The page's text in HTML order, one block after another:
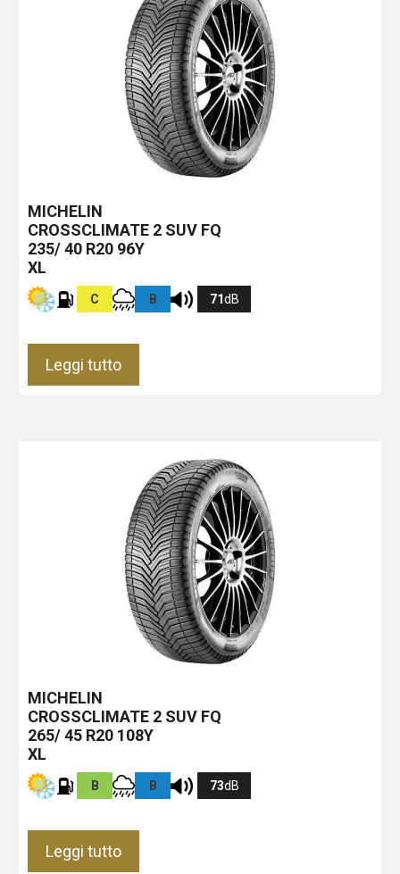
MICHELIN
CROSSCLIMATE 2 SUV FQ
235/ 40 R20 96Y
XL
C B 71dB
Leggi tutto
MICHELIN
CROSSCLIMATE 2 SUV FQ
265/ 45 R20 108Y
XL
B B 73dB
Leggi tutto